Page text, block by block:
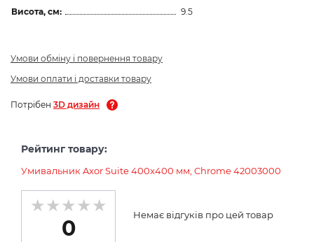
Висота, см:
9.5
Умови обміну і повернення товару
Умови оплати і доставки товару
Потрібен 3D дизайн
Рейтинг товару:
Умивальник Axor Suite 400x400 мм, Chrome 42003000
0
Немає відгуків про цей товар